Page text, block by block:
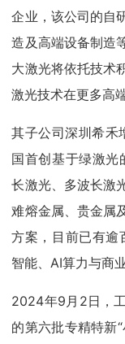
企业，该公司的自
造及高端设备制造
大激光将依托技术
激光技术在更多高
其子公司深圳希禾
国首创基于绿激光
长激光、多波长激
难熔金属、贵金属
方案，目前已有逾
智能、AI算力与商
2024年9月2日，
的第六批专精特新